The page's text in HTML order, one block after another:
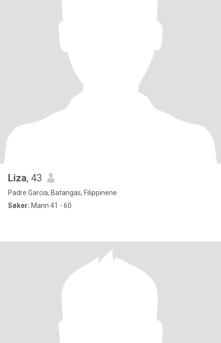
Liza, 43
Padre Garcia, Batangas, Filippinene
Søker: Mann 41 - 60